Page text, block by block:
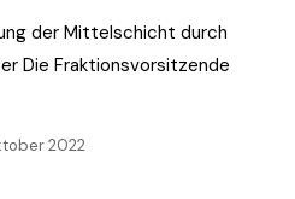
der Mittelschicht durch
Die Fraktionsvorsitzende
2022